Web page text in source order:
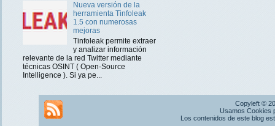
Nueva versión de la
herramienta Tinfoleak
1.5 con numerosas
mejoras
Tinfoleak permite extraer
y analizar información
relevante de la red Twitter mediante
técnicas OSINT ( Open-Source
Intelligence ). Si ya pe...
Copyleft ©
Usamos Cookies
Los contenidos de este blog